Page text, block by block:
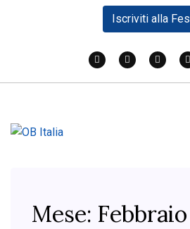
Iscriviti alla
Mese: